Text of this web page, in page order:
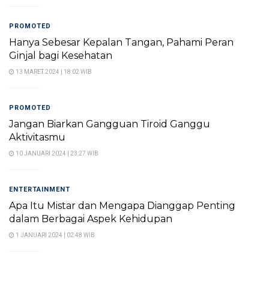
PROMOTED
Hanya Sebesar Kepalan Tangan, Pahami Peran
Ginjal bagi Kesehatan
13 MARET 2024 | 18:02 WIB
PROMOTED
Jangan Biarkan Gangguan Tiroid Ganggu
Aktivitasmu
10 JANUARI 2024 | 23:27 WIB
ENTERTAINMENT
Apa Itu Mistar dan Mengapa Dianggap Penting
dalam Berbagai Aspek Kehidupan
1 JANUARI 2024 | 02:48 WIB